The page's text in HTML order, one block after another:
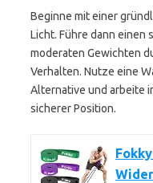
Beginne mit einer
Licht. Führe dann
moderaten Gewichten
Verhalten. Nutze eine
Alternative und arbeite
sicherer Position.